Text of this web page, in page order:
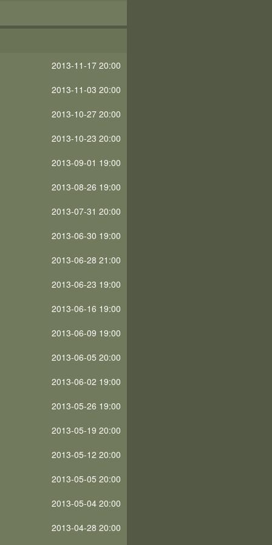
2013-11-17 20:00
2013-11-03 20:00
2013-10-27 20:00
2013-10-23 20:00
2013-09-01 19:00
2013-08-26 19:00
2013-07-31 20:00
2013-06-30 19:00
2013-06-28 21:00
2013-06-23 19:00
2013-06-16 19:00
2013-06-09 19:00
2013-06-05 20:00
2013-06-02 19:00
2013-05-26 19:00
2013-05-19 20:00
2013-05-12 20:00
2013-05-05 20:00
2013-05-04 20:00
2013-04-28 20:00